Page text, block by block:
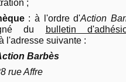
;
: à l'ordre d'Action
du
bulletin
l'adresse suivante :
Barbès
rue Affre